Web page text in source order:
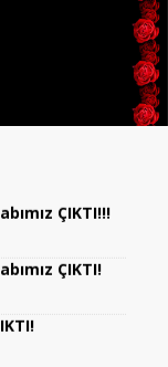
ÇIKTI!!!
ÇIKTI!